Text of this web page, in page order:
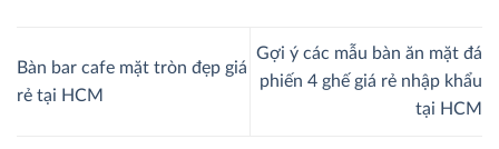
Bàn bar cafe mặt tròn đẹp giá
rẻ tại HCM
Gợi ý các mẫu bàn ăn mặt đá
phiến 4 ghế giá rẻ nhập khẩu
tại HCM